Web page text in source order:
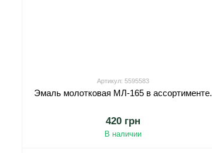
Артикул: 5595583
Эмаль молотковая МЛ-165 в ассортименте.
420 грн
В наличии